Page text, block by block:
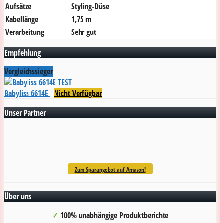
Aufsätze
Styling-Düse
Kabellänge
1,75 m
Verarbeitung
Sehr gut
Empfehlung
Vergleichssieger
Babyliss 6614E Nicht Verfügbar
Unser Partner
Zum Sparangebot auf Amazon!
Über uns
✓ 100% unabhängige Produktberichte